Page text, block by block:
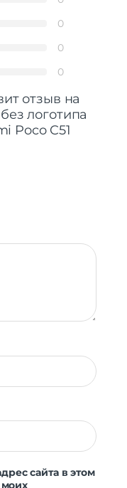
0
0
0
отзыв на
логотипа
Poco C51
сайта в этом